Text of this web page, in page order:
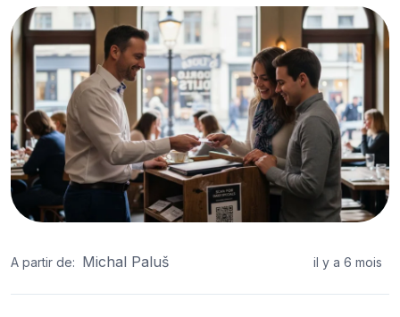
A partir de: Michal Paluš il y a 6 mois